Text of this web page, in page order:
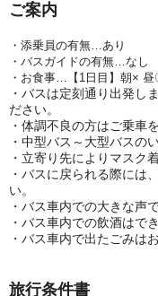
ご案内
・添乗員の有無…あり
・バスガイドの有無…なし
・お食事…【1日目】朝×
・バスは定刻通り出発し
ださい。
・体調不良の方はご乗車
・ 中型バス～大型バスの
・立寄り先によりマスク
・バスに戻られる際には
い。
・バス車内での大きな声
・バス車内での飲酒はで
・バス車内で出たごみは
旅行条件書